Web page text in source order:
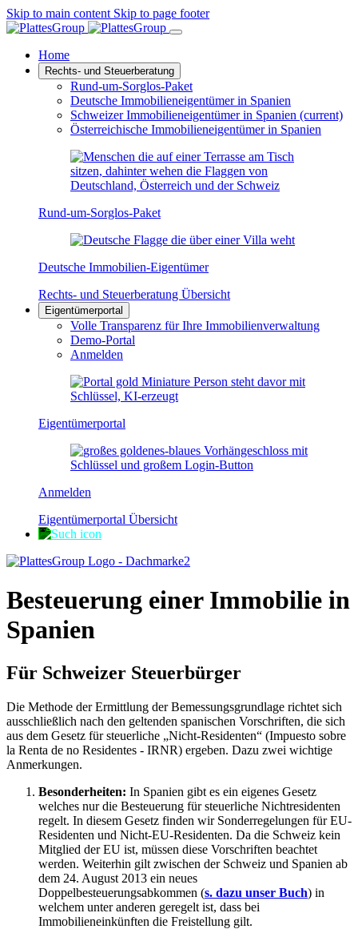
Skip to main content Skip to page footer
Home
Rechts- und Steuerberatung
Rund-um-Sorglos-Paket
Deutsche Immobilieneigentümer in Spanien
Schweizer Immobilieneigentümer in Spanien (current)
Österreichische Immobilieneigentümer in Spanien
Rund-um-Sorglos-Paket
Deutsche Immobilien-Eigentümer
Rechts- und Steuerberatung Übersicht
Eigentümerportal
Volle Transparenz für Ihre Immobilienverwaltung
Demo-Portal
Anmelden
Eigentümerportal
Anmelden
Eigentümerportal Übersicht
Besteuerung einer Immobilie in
Spanien
Für Schweizer Steuerbürger
Die Methode der Ermittlung der Bemessungsgrundlage richtet sich
ausschließlich nach den geltenden spanischen Vorschriften, die sich
aus dem Gesetz für steuerliche „Nicht-Residenten“ (Impuesto sobre
la Renta de no Residentes - IRNR) ergeben. Dazu zwei wichtige
Anmerkungen.
Besonderheiten: In Spanien gibt es ein eigenes Gesetz
welches nur die Besteuerung für steuerliche Nichtresidenten
regelt. In diesem Gesetz finden wir Sonderregelungen für EU-
Residenten und Nicht-EU-Residenten. Da die Schweiz kein
Mitglied der EU ist, müssen diese Vorschriften beachtet
werden. Weiterhin gilt zwischen der Schweiz und Spanien ab
dem 24. August 2013 ein neues
Doppelbesteuerungsabkommen (s. dazu unser Buch) in
welchem unter anderen geregelt ist, dass bei
Immobilieneinkünften die Freistellung gilt.